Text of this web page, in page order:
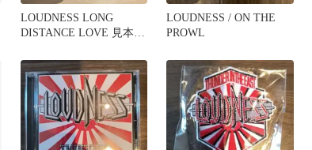
LOUDNESS LONG
DISTANCE LOVE 見本盤
LOUDNESS / ON THE
PROWL